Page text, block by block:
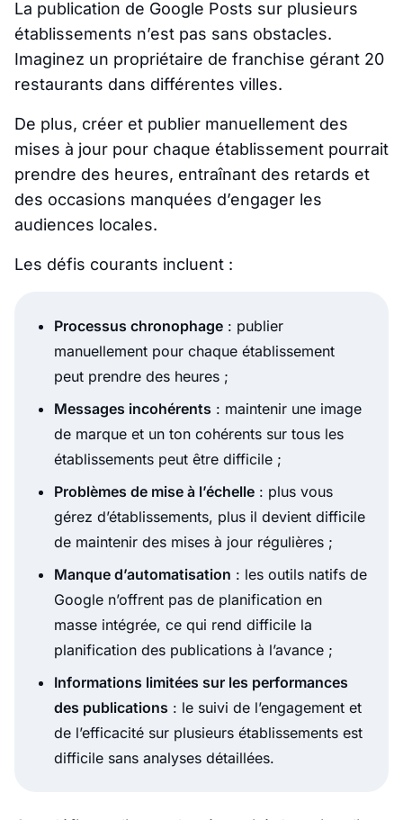
La publication de Google Posts sur plusieurs
établissements n’est pas sans obstacles.
Imaginez un propriétaire de franchise gérant 20
restaurants dans différentes villes.
De plus, créer et publier manuellement des
mises à jour pour chaque établissement pourrait
prendre des heures, entraînant des retards et
des occasions manquées d’engager les
audiences locales.
Les défis courants incluent :
Processus chronophage : publier
manuellement pour chaque établissement
peut prendre des heures ;
Messages incohérents : maintenir une image
de marque et un ton cohérents sur tous les
établissements peut être difficile ;
Problèmes de mise à l’échelle : plus vous
gérez d’établissements, plus il devient difficile
de maintenir des mises à jour régulières ;
Manque d’automatisation : les outils natifs de
Google n’offrent pas de planification en
masse intégrée, ce qui rend difficile la
planification des publications à l’avance ;
Informations limitées sur les performances
des publications : le suivi de l’engagement et
de l’efficacité sur plusieurs établissements est
difficile sans analyses détaillées.